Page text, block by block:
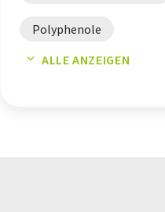
Polyphenole
Lebensmittelsicherheit
ALLE ANZEIGEN